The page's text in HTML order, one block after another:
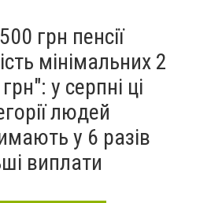
грн пенсії
мінімальних 2
у серпні ці
людей
у 6 разів
виплати